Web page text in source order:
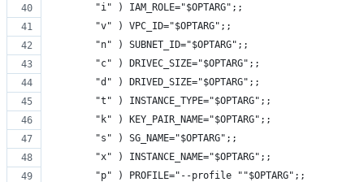
        "i" ) IAM_ROLE="$OPTARG";;
        "v" ) VPC_ID="$OPTARG";;
        "n" ) SUBNET_ID="$OPTARG";;
        "c" ) DRIVEC_SIZE="$OPTARG";;
        "d" ) DRIVED_SIZE="$OPTARG";;
        "t" ) INSTANCE_TYPE="$OPTARG";;
        "k" ) KEY_PAIR_NAME="$OPTARG";;
        "s" ) SG_NAME="$OPTARG";;
        "x" ) INSTANCE_NAME="$OPTARG";;
        "p" ) PROFILE="--profile ""$OPTARG";;